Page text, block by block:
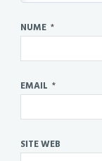
NUME *
EMAIL *
SITE WEB